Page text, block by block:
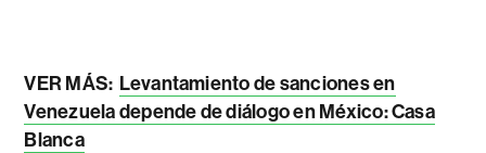
VER MÁS: Levantamiento de sanciones en
Venezuela depende de diálogo en México: Casa
Blanca